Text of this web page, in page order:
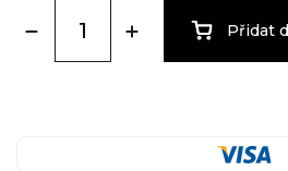
Přidat